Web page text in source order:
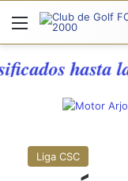
Menú
Liga CSC